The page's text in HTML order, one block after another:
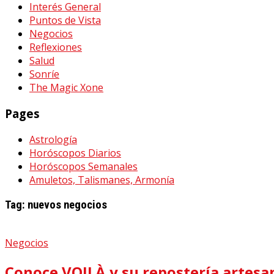
Interés General
Puntos de Vista
Negocios
Reflexiones
Salud
Sonríe
The Magic Xone
Pages
Astrología
Horóscopos Diarios
Horóscopos Semanales
Amuletos, Talismanes, Armonía
Tag: nuevos negocios
Negocios